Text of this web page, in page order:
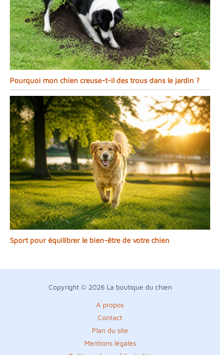
Pourquoi mon chien creuse-t-il des trous dans le jardin ?
Sport pour équilibrer le bien-être de votre chien
Copyright © 2026 La boutique du chien
A propos
Contact
Plan du site
Mentions légales